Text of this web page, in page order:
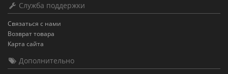
Служба поддержки
Связаться с нами
Возврат товара
Карта сайта
Дополнительно